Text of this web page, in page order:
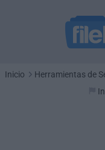
Inicio Herramientas de